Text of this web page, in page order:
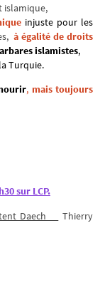
islamique,
injustepour les
à égalité de droits
islamistes,
Turquie.
, mais toujours
sur LCP.
Daech
Thierry